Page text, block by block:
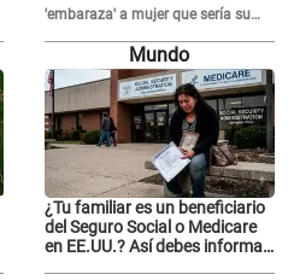
'embaraza' a mujer que sería su
AMANTE: "¡Eres un desgraciado! "
Mundo
¿Tu familiar es un beneficiario
del Seguro Social o Medicare
en EE.UU.? Así debes informar